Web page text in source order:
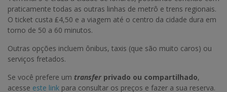
praticamente todas as outras linhas de metrô e trens regionais.
O ticket custa ₤4,50 e a viagem até o centro da cidade dura em
torno de 50 a 60 minutos.
Outras opções incluem ônibus, taxis (que são muito caros) ou
serviços fretados.
Se você prefere um transfer privado ou compartilhado,
acesse este link para consultar os preços e fazer a sua reserva.